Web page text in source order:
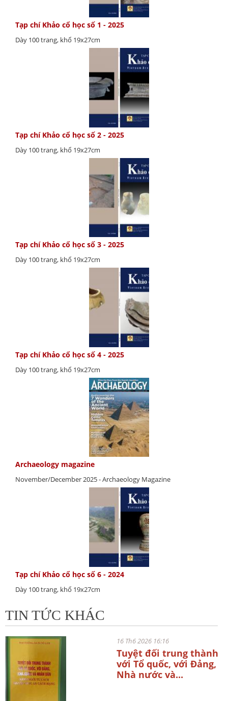
Tạp chí Khảo cổ học số 1 - 2025
Dày 100 trang, khổ 19x27cm
Tạp chí Khảo cổ học số 2 - 2025
Dày 100 trang, khổ 19x27cm
Tạp chí Khảo cổ học số 3 - 2025
Dày 100 trang, khổ 19x27cm
Tạp chí Khảo cổ học số 4 - 2025
Dày 100 trang, khổ 19x27cm
Archaeology magazine
November/December 2025 - Archaeology Magazine
Tạp chí Khảo cổ học số 6 - 2024
Dày 100 trang, khổ 19x27cm
TIN TỨC KHÁC
16 Th6 2026 16:16
Tuyệt đối trung thành
với Tổ quốc, với Đảng,
Nhà nước và...